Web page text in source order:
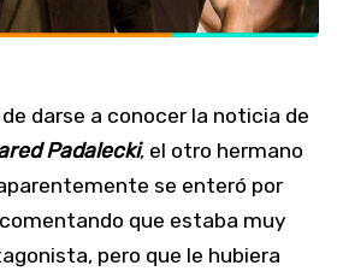
darse a conocer la noticia de
Padalecki, el otro hermano
se enteró por
que estaba muy
pero que le hubiera